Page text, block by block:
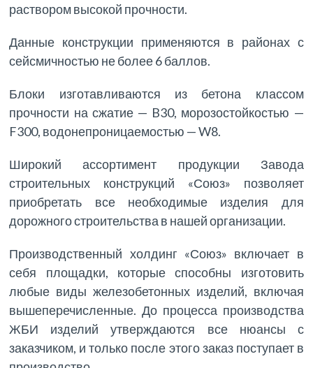
раствором высокой прочности.
Данные конструкции применяются в районах с
сейсмичностью не более 6 баллов.
Блоки изготавливаются из бетона классом
прочности на сжатие — B30, морозостойкостью —
F300, водонепроницаемостью — W8.
Широкий ассортимент продукции Завода
строительных конструкций «Союз» позволяет
приобретать все необходимые изделия для
дорожного строительства в нашей организации.
Производственный холдинг «Союз» включает в
себя площадки, которые способны изготовить
любые виды железобетонных изделий, включая
вышеперечисленные. До процесса производства
ЖБИ изделий утверждаются все нюансы с
заказчиком, и только после этого заказ поступает в